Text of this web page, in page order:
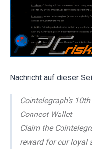
Nachricht auf dieser
Cointelegraph's
Connect Wallet
Claim the
reward for our loyal